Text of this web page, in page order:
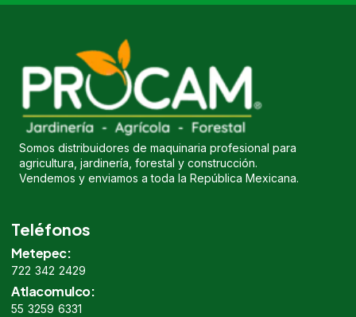
Somos distribuidores de maquinaria profesional para
agricultura, jardinería, forestal y construcción.
Vendemos y enviamos a toda la República Mexicana.
Teléfonos
Metepec:
722 342 2429
Atlacomulco:
55 3259 6331